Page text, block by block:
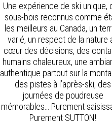
Une expérience de ski unique,
sous-bois reconnus comme
les meilleurs au Canada, un
varié, un respect de la nature
cœur des décisions, des
humains chaleureux, une
authentique partout sur la
des pistes à l’après-ski, des
journées de poudreuse
mémorables… Purement
Purement SUTTON!